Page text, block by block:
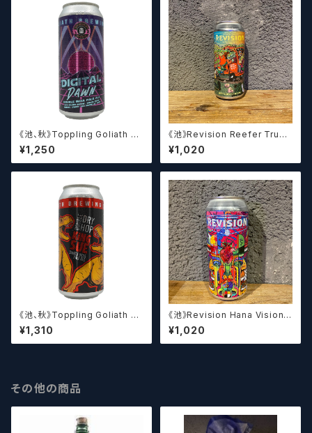
《池、秋》Toppling Goliath Di
gital Dawn / トップリング ゴラ
イアス デジタル ドーン【クラフト
ビール】
¥1,250
《池》Revision Reefer Truck
/ リーファー トラック【クラフトビ
ール】
¥1,020
《池、秋》Toppling Goliath D
DH King Sue / トップリング ゴ
ライアス ダブルドライホップ キ
ング スー【クラフトビール】
¥1,310
《池》Revision Hana Vision I
PA / ハナヴィジョンIPA【クラフ
トビール】
¥1,020
その他の商品